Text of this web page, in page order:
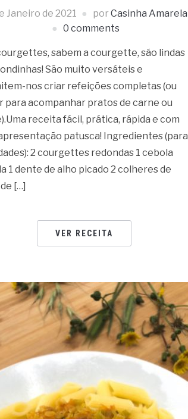
Janeiro de 2021 por Casinha Amarela
0 comments
sabem a courgette, são lindas
São muito versáteis e
nos criar refeições completas (ou
para acompanhar pratos de carne ou
receita fácil, prática, rápida e com
patusca! Ingredientes (para
2 courgettes redondas 1 cebola
1 dente de alho picado 2 colheres de
[…]
VER RECEITA